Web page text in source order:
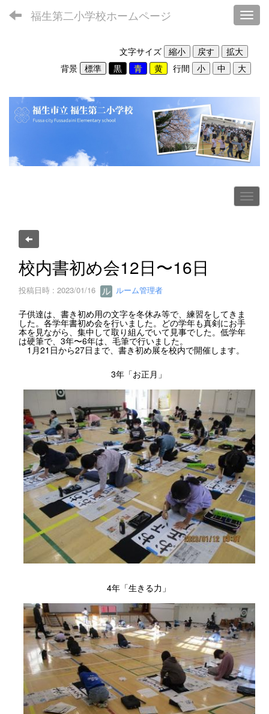
福生第二小学校ホームページ
文字サイズ
背景
行間
校内書初め会12日〜16日
投稿日時 : 2023/01/16 ルーム管理者
子供達は、書き初め用の文字を冬休み等で、練習をしてきま
した。各学年書初め会を行いました。どの学年も真剣にお手
本を見ながら、集中して取り組んでいて見事でした。低学年
は硬筆で、3年〜6年は、毛筆で行いました。
1月21日から27日まで、書き初め展を校内で開催します。
3年「お正月」
4年「生きる力」